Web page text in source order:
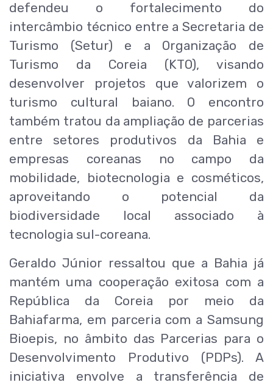
defendeu o fortalecimento do
intercâmbio técnico entre a Secretaria de
Turismo (Setur) e a Organização de
Turismo da Coreia (KTO), visando
desenvolver projetos que valorizem o
turismo cultural baiano. O encontro
também tratou da ampliação de parcerias
entre setores produtivos da Bahia e
empresas coreanas no campo da
mobilidade, biotecnologia e cosméticos,
aproveitando o potencial da
biodiversidade local associado à
tecnologia sul-coreana.
Geraldo Júnior ressaltou que a Bahia já
mantém uma cooperação exitosa com a
República da Coreia por meio da
Bahiafarma, em parceria com a Samsung
Bioepis, no âmbito das Parcerias para o
Desenvolvimento Produtivo (PDPs). A
iniciativa envolve a transferência de